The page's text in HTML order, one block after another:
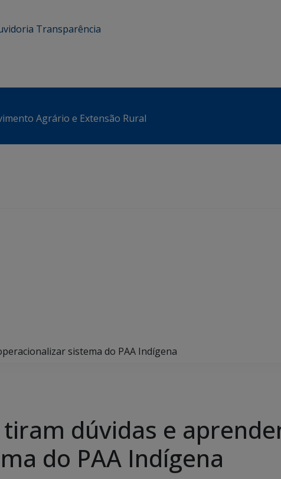
Transparência
Agrário e Extensão Rural
sistema do PAA Indígena
dúvidas e
do PAA Indígena